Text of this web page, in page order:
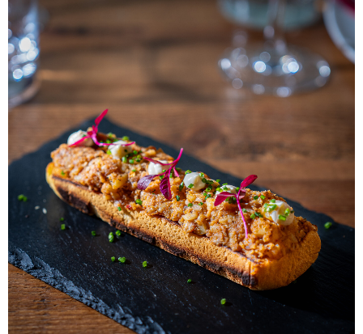
NOTÍCIES ALBERT
LA MOSTRA JAZZ TORTOSA,
CONVOCA EL CONCURS ANUAL
DE DISSENY DE CARTELLS DEL
FESTIVAL